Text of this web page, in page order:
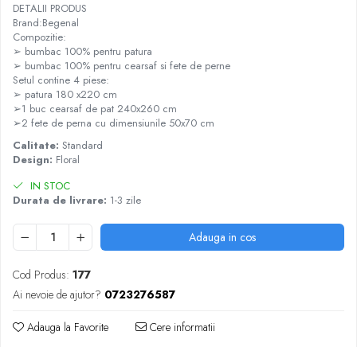
DETALII PRODUS
Brand:Begenal
Compozitie:
➢ bumbac 100% pentru patura
➢ bumbac 100% pentru cearsaf si fete de perne
Setul contine 4 piese:
➢ patura 180 x220 cm
➢1 buc cearsaf de pat 240x260 cm
➢2 fete de perna cu dimensiunile 50x70 cm
Calitate: Standard
Design: Floral
IN STOC
Durata de livrare: 1-3 zile
Adauga in cos
Cod Produs: 177
Ai nevoie de ajutor? 0723276587
Adauga la Favorite Cere informatii